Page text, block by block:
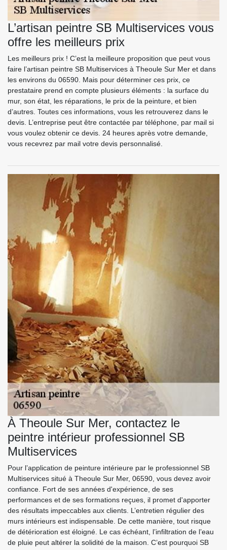
L’artisan peintre SB Multiservices vous
offre les meilleurs prix
Les meilleurs prix ! C’est la meilleure proposition que peut vous
faire l’artisan peintre SB Multiservices à Theoule Sur Mer et dans
les environs du 06590. Mais pour déterminer ces prix, ce
prestataire prend en compte plusieurs éléments : la surface du
mur, son état, les réparations, le prix de la peinture, et bien
d’autres. Toutes ces informations, vous les retrouverez dans le
devis. L’entreprise peut être contactée par téléphone, par mail si
vous voulez obtenir ce devis. 24 heures après votre demande,
vous recevrez par mail votre devis personnalisé.
À Theoule Sur Mer, contactez le
peintre intérieur professionnel SB
Multiservices
Pour l’application de peinture intérieure par le professionnel SB
Multiservices situé à Theoule Sur Mer, 06590, vous devez avoir
confiance. Fort de ses années d'expérience, de ses
performances et de ses formations reçues, il promet d'apporter
des résultats impeccables aux clients. L’entretien régulier des
murs intérieurs est indispensable. De cette manière, tout risque
de détérioration est éloigné. Le cas échéant, l’infiltration de l’eau
de pluie peut altérer la solidité de la maison. C’est pourquoi SB